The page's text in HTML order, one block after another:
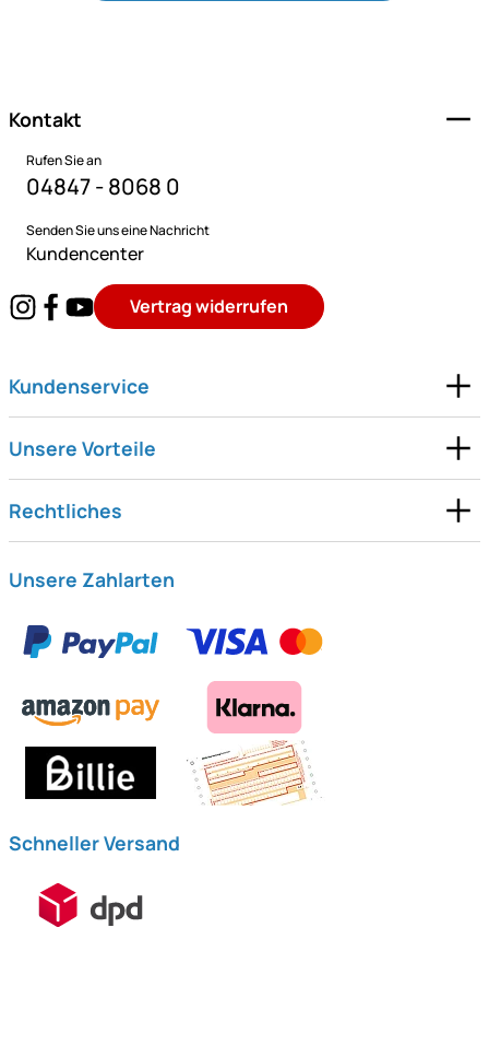
Kontakt
Rufen Sie an
04847 - 8068 0
Senden Sie uns eine Nachricht
Kundencenter
Vertrag widerrufen
Kundenservice
Unsere Vorteile
Rechtliches
Unsere Zahlarten
Schneller Versand